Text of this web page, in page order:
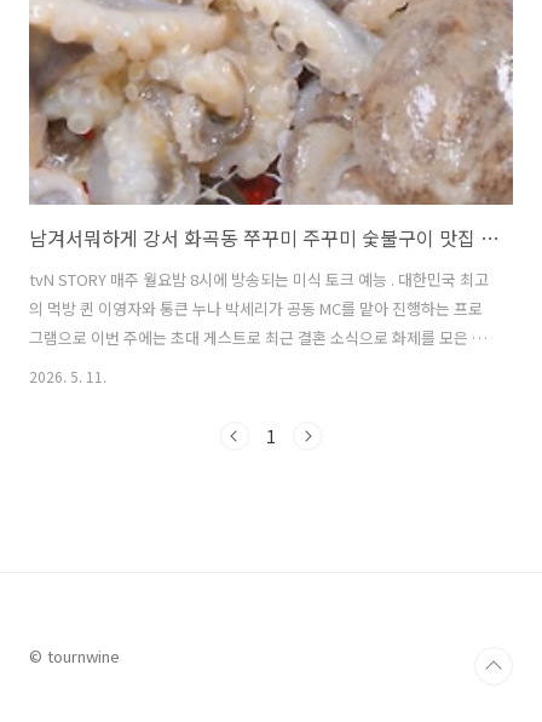
남겨서뭐하게 강서 화곡동 쭈꾸미 주꾸미 숯불구이 맛집 위치 및 방문팁 feat. 윤정수
tvN STORY 매주 월요밤 8시에 방송되는 미식 토크 예능 . 대한민국 최고
의 먹방 퀸 이영자와 통큰 누나 박세리가 공동 MC를 맡아 진행하는 프로
그램으로 이번 주에는 초대 게스트로 최근 결혼 소식으로 화제를 모은 개
그맨 윤정수가 초청되었다. 예비 아빠를 위한 그를 위해 이영자 박세리가
미 주꾸미 숯불구이 음식이었다. 이번 글에서는 이번 남겨서뭐하게에서
2026. 5. 11.
1
© tournwine